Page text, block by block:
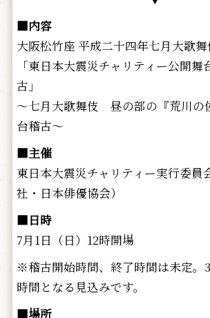
■内容
大阪松竹座 平成二十四年七月大歌舞
「東日本大震災チャリティー公開舞
古」
～七月大歌舞伎 昼の部の『荒川の
台稽古～
■主催
東日本大震災チャリティー実行委員
社・日本俳優協会）
■日時
7月1日（日）12時開場
※稽古開始時間、終了時間は未定。
時間となる見込みです。
■場所